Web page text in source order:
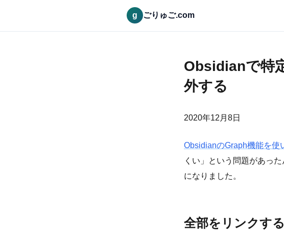
g ごりゅご.com
Obsidianで特
外する
2020年12月8日
ObsidianのGraph機能を使
くい」という問題があっ
になりました。
全部をリンクす